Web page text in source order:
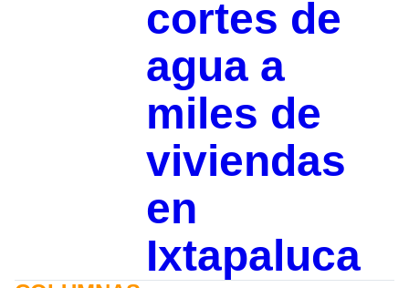
cortes de
agua a
miles de
viviendas
en
Ixtapaluca